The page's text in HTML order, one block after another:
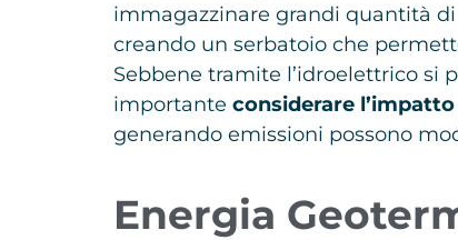
immagazzinare grandi quantità
creando un serbatoio che
Sebbene tramite l’idroelettrico si
importante considerare
generando emissioni possono
Energia